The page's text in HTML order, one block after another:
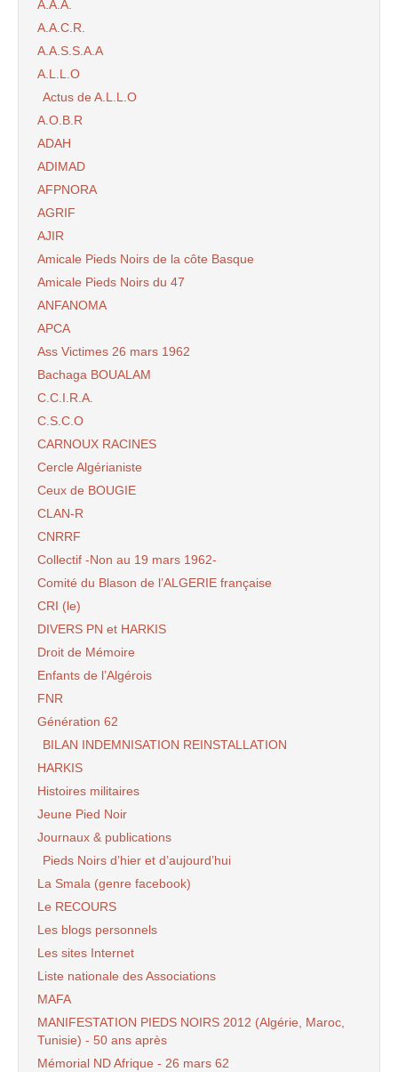
A.A.A.
A.A.C.R.
A.A.S.S.A.A
A.L.L.O
Actus de A.L.L.O
A.O.B.R
ADAH
ADIMAD
AFPNORA
AGRIF
AJIR
Amicale Pieds Noirs de la côte Basque
Amicale Pieds Noirs du 47
ANFANOMA
APCA
Ass Victimes 26 mars 1962
Bachaga BOUALAM
C.C.I.R.A.
C.S.C.O
CARNOUX RACINES
Cercle Algérianiste
Ceux de BOUGIE
CLAN-R
CNRRF
Collectif -Non au 19 mars 1962-
Comité du Blason de l’ALGERIE française
CRI (le)
DIVERS PN et HARKIS
Droit de Mémoire
Enfants de l’Algérois
FNR
Génération 62
BILAN INDEMNISATION REINSTALLATION
HARKIS
Histoires militaires
Jeune Pied Noir
Journaux & publications
Pieds Noirs d’hier et d’aujourd’hui
La Smala (genre facebook)
Le RECOURS
Les blogs personnels
Les sites Internet
Liste nationale des Associations
MAFA
MANIFESTATION PIEDS NOIRS 2012 (Algérie, Maroc,
Tunisie) - 50 ans après
Mémorial ND Afrique - 26 mars 62